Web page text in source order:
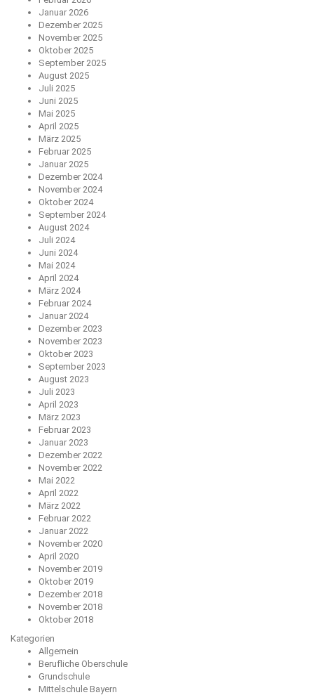
Januar 2026
Dezember 2025
November 2025
Oktober 2025
September 2025
August 2025
Juli 2025
Juni 2025
Mai 2025
April 2025
März 2025
Februar 2025
Januar 2025
Dezember 2024
November 2024
Oktober 2024
September 2024
August 2024
Juli 2024
Juni 2024
Mai 2024
April 2024
März 2024
Februar 2024
Januar 2024
Dezember 2023
November 2023
Oktober 2023
September 2023
August 2023
Juli 2023
April 2023
März 2023
Februar 2023
Januar 2023
Dezember 2022
November 2022
Mai 2022
April 2022
März 2022
Februar 2022
Januar 2022
November 2020
April 2020
November 2019
Oktober 2019
Dezember 2018
November 2018
Oktober 2018
Kategorien
Allgemein
Berufliche Oberschule
Grundschule
Mittelschule Bayern